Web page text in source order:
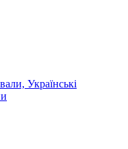
Українські